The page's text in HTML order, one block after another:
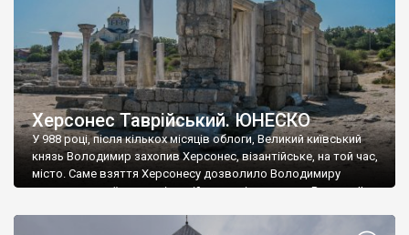
Херсонес Таврійський. ЮНЕСКО
У 988 році, після кількох місяців облоги, Великий київський
князь Володимир захопив Херсонес, візантійське, на той час,
місто. Саме взяття Херсонесу дозволило Володимиру
диктувати свої умови візантійському імператору Василю ІІ, та
Херсонесі Володимир-язичник, став Василем-християнином.